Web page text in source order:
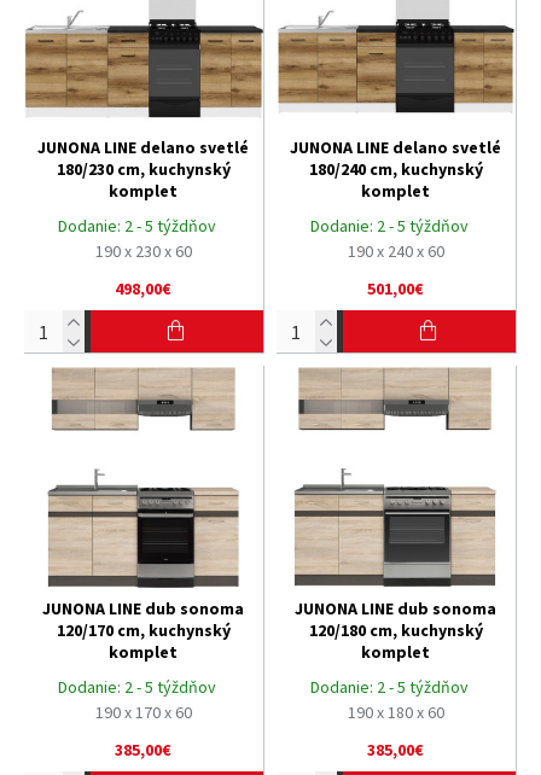
Dodanie: 2 - 5 týždňov
190 x 230 x 60
JUNONA LINE delano svetlé
180/230 cm, kuchynský
komplet
498,00€
Dodanie: 2 - 5 týždňov
190 x 240 x 60
JUNONA LINE delano svetlé
180/240 cm, kuchynský
komplet
501,00€
Dodanie: 2 - 5 týždňov
190 x 170 x 60
JUNONA LINE dub sonoma
120/170 cm, kuchynský
komplet
385,00€
Dodanie: 2 - 5 týždňov
190 x 180 x 60
JUNONA LINE dub sonoma
120/180 cm, kuchynský
komplet
385,00€